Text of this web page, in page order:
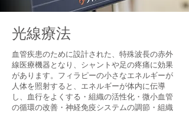
光線療法
血管疾患のために設計された、特殊波長の赤外
線医療機器となり、 シャントや足の疼痛に効果
があります。 フィラピーの小さなエネルギーが
人体を照射すると、エネルギーが体内に伝導
し、血行をよくする・組織の活性化・微小血管
の循環の改善・神経免疫システムの調節・組織